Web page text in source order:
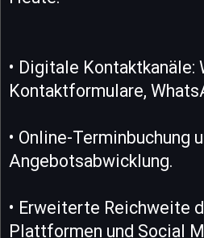
• Digitale Kontaktkanäle:
Kontaktformulare,
• Online-Terminbuchung
Angebotsabwicklung.
• Erweiterte Reichweite
Plattformen und Social